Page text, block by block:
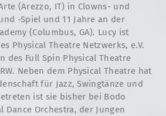
(Arezzo, IT) in Clowns- und
-Spiel und 11 Jahre an der
(Columbus, GA). Lucy ist
Physical Theatre Netzwerks, e.V.
des Full Spin Physical Theatre
Neben dem Physical Theatre hat
für Jazz, Swingtänze und
ist sie bisher bei Bodo
Dance Orchestra, der Jungen